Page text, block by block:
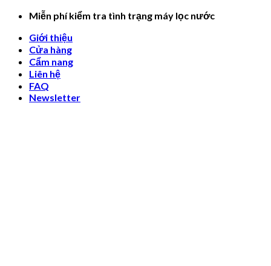
Skip
content
Miễn phí kiểm tra tình trạng máy lọc nước
Giới thiệu
Cửa hàng
Cẩm nang
Liên hệ
FAQ
Newsletter